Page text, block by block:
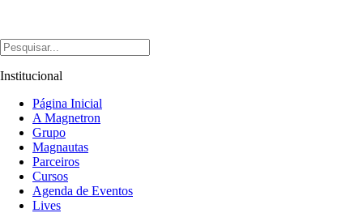
Institucional
Página Inicial
A Magnetron
Grupo
Magnautas
Parceiros
Cursos
Agenda de Eventos
Lives